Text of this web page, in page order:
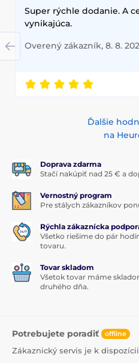
Super rýchle dodanie. A
vynikajúca.
Overený zákazník, 8. 8.
Ďalšie
na
Doprava zdarma
Stačí nakúpiť nad 25 € a
Vernostný program
Pre stálych zákazníkov
Rýchla zákaznícka
Všetko riešime do pár
tovaru.
Tovar skladom
Všetok tovar máme
druhého dňa.
Potrebujete poradiť offline
Zákaznický servis je k dispozícii